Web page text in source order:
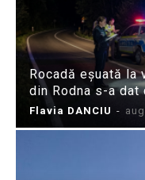
Rocadă eșuată la
din Rodna s-a
Flavia DANCIU -